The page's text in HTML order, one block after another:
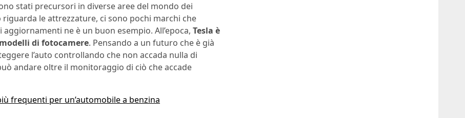
stati precursori in diverse aree del mondo dei
le attrezzature, ci sono pochi marchi che
ne è un buon esempio. All’epoca, Tesla è
di fotocamere. Pensando a un futuro che è già
l’auto controllando che non accada nulla di
andare oltre il monitoraggio di ciò che accade
frequenti per un’automobile a benzina